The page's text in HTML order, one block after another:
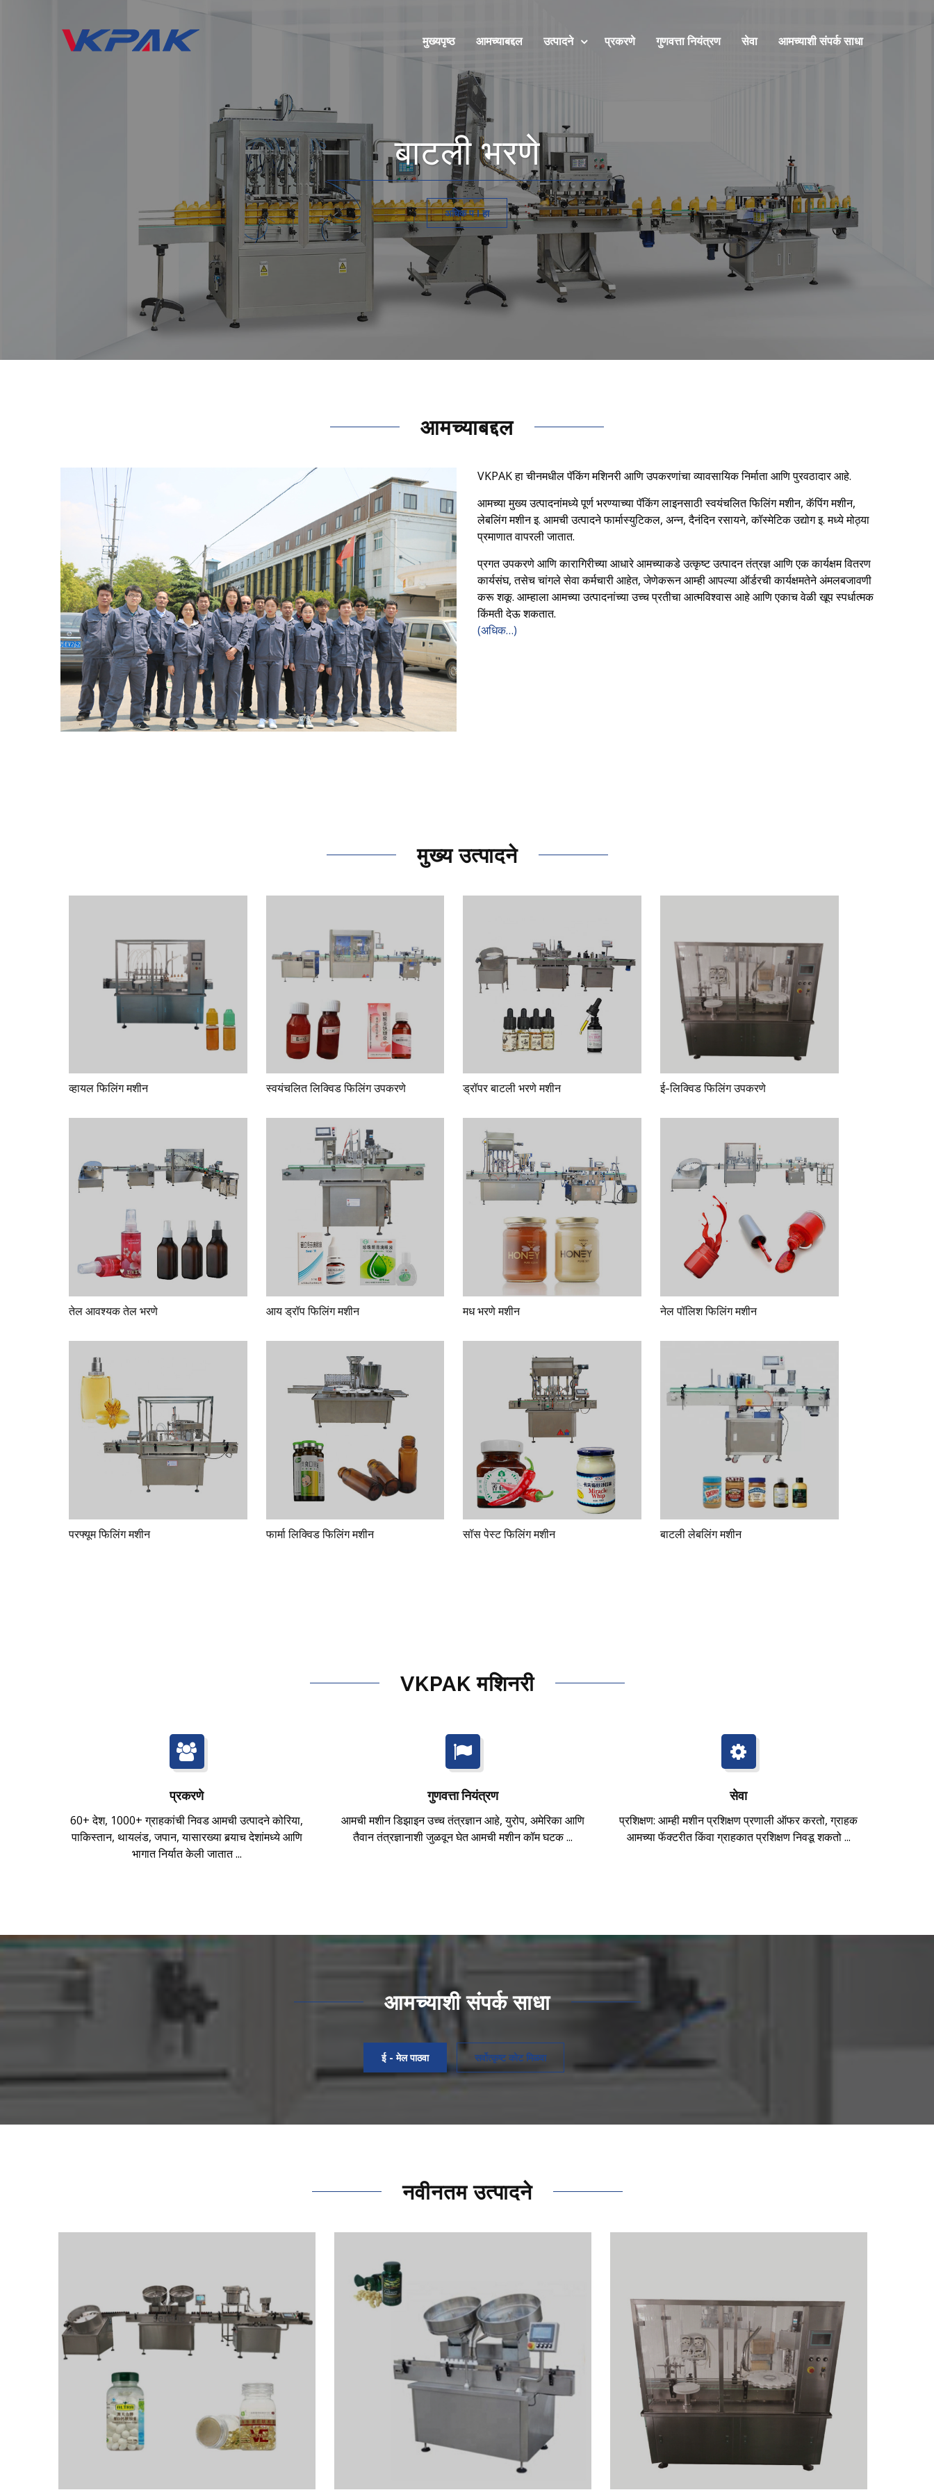
मुख्यपृष्ठ आमच्याबद्दल उत्पादने प्रकरणे गुणवत्ता नियंत्रण सेवा आमच्याशी संपर्क साधा
बाटली भरणे
अधिक प I हा
आमच्याबद्दल
VKPAK हा चीनमधील पॅकिंग मशिनरी आणि उपकरणांचा व्यावसायिक निर्माता आणि पुरवठादार आहे.
आमच्या मुख्य उत्पादनांमध्ये पूर्ण भरण्याच्या पॅकिंग लाइनसाठी स्वयंचलित फिलिंग मशीन, कॅपिंग मशीन,
लेबलिंग मशीन इ. आमची उत्पादने फार्मास्युटिकल, अन्न, दैनंदिन रसायने, कॉस्मेटिक उद्योग इ. मध्ये मोठ्या
प्रमाणात वापरली जातात.
प्रगत उपकरणे आणि कारागिरीच्या आधारे आमच्याकडे उत्कृष्ट उत्पादन तंत्रज्ञ आणि एक कार्यक्षम वितरण
कार्यसंघ, तसेच चांगले सेवा कर्मचारी आहेत, जेणेकरून आम्ही आपल्या ऑर्डरची कार्यक्षमतेने अंमलबजावणी
करू शकू. आम्हाला आमच्या उत्पादनांच्या उच्च प्रतीचा आत्मविश्वास आहे आणि एकाच वेळी खूप स्पर्धात्मक
किंमती देऊ शकतात.
(अधिक…)
मुख्य उत्पादने
व्हायल फिलिंग मशीन स्वयंचलित लिक्विड फिलिंग उपकरणे ड्रॉपर बाटली भरणे मशीन ई-लिक्विड फिलिंग उपकरणे
तेल आवश्यक तेल भरणे आय ड्रॉप फिलिंग मशीन मध भरणे मशीन नेल पॉलिश फिलिंग मशीन
परफ्यूम फिलिंग मशीन फार्मा लिक्विड फिलिंग मशीन सॉस पेस्ट फिलिंग मशीन बाटली लेबलिंग मशीन
VKPAK मशिनरी
प्रकरणे
60+ देश, 1000+ ग्राहकांची निवड आमची उत्पादने कोरिया,
पाकिस्तान, थायलंड, जपान, यासारख्या बर्‍याच देशांमध्ये आणि
भागात निर्यात केली जातात ...
गुणवत्ता नियंत्रण
आमची मशीन डिझाइन उच्च तंत्रज्ञान आहे, युरोप, अमेरिका आणि
तैवान तंत्रज्ञानाशी जुळवून घेत आमची मशीन कॉम घटक ...
सेवा
प्रशिक्षण: आम्ही मशीन प्रशिक्षण प्रणाली ऑफर करतो, ग्राहक
आमच्या फॅक्टरीत किंवा ग्राहकात प्रशिक्षण निवडू शकतो ...
आमच्याशी संपर्क साधा
ई - मेल पाठवा सर्वोत्कृष्ट कोट मिळवा
नवीनतम उत्पादने